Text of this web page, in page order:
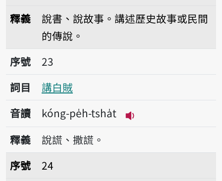
釋義
說書、說故事。講述歷史故事或民間
的傳說。
序號23講白賊
序號
23
詞目
講白賊
音讀
kóng-pe̍h-tsha̍t
播放音讀kóng-pe̍h-
釋義
說謊、撒謊。
序號24講破
序號
24